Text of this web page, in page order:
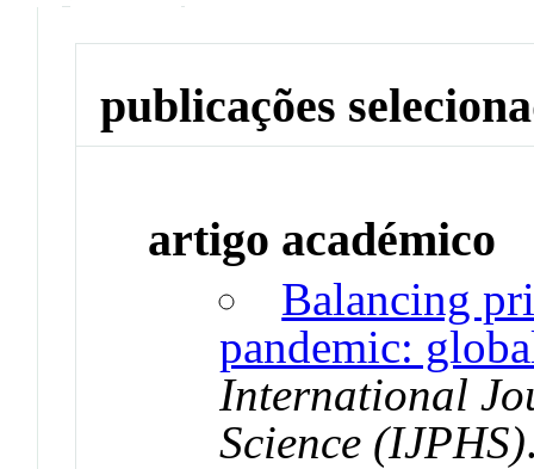
publicações
artigo académico
Balancing
pandemic:
International
Science (IJPHS)